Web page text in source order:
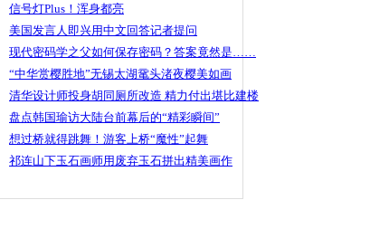
信号灯Plus！浑身都亮
美国发言人即兴用中文回答记者提问
现代密码学之父如何保存密码？答案竟然是……
“中华赏樱胜地”无锡太湖鼋头渚夜樱美如画
清华设计师投身胡同厕所改造 精力付出堪比建楼
盘点韩国瑜访大陆台前幕后的“精彩瞬间”
想过桥就得跳舞！游客上桥“魔性”起舞
祁连山下玉石画师用废弃玉石拼出精美画作